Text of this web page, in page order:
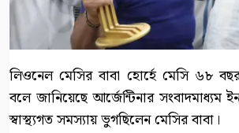
লিওনেল মেসির বাবা হোর্হে মেসি ৬৮
বলে জানিয়েছে আর্জেন্টিনার সংবাদমাধ্যম
স্বাস্থ্যগত সমস্যায় ভুগছিলেন মেসির বাবা।